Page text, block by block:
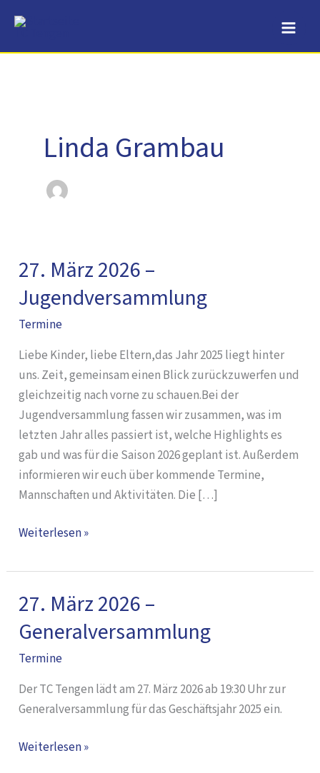
Inhalt
springen
Linda Grambau
27. März 2026 –
Jugendversammlung
Termine
Liebe Kinder, liebe Eltern,das Jahr 2025 liegt hinter
uns. Zeit, gemeinsam einen Blick zurückzuwerfen und
gleichzeitig nach vorne zu schauen.Bei der
Jugendversammlung fassen wir zusammen, was im
letzten Jahr alles passiert ist, welche Highlights es
gab und was für die Saison 2026 geplant ist. Außerdem
informieren wir euch über kommende Termine,
Mannschaften und Aktivitäten. Die […]
27.
2026
–
Weiterlesen »
27. März 2026 –
Generalversammlung
Termine
Der TC Tengen lädt am 27. März 2026 ab 19:30 Uhr zur
Generalversammlung für das Geschäftsjahr 2025 ein.
27.
2026
–
Weiterlesen »